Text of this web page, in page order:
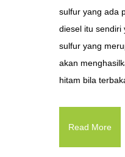
sulfur yang ada
diesel itu sendiri
sulfur yang
akan
hitam bila
Read More